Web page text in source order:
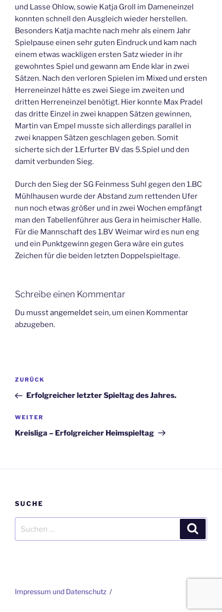
und Lasse Ohlow, sowie Katja Groll im Dameneinzel
konnten schnell den Ausgleich wieder herstellen.
Besonders Katja machte nach mehr als einem Jahr
Spielpause einen sehr guten Eindruck und kam nach
einem etwas wackligen ersten Satz wieder in ihr
gewohntes Spiel und gewann am Ende klar in zwei
Sätzen. Nach den verloren Spielen im Mixed und ersten
Herreneinzel hätte es zwei Siege im zweiten und
dritten Herreneinzel benötigt. Hier konnte Max Pradel
das dritte Einzel in zwei knappen Sätzen gewinnen,
Martin van Empel musste sich allerdings parallel in
zwei knappen Sätzen geschlagen geben. Somit
sicherte sich der 1.Erfurter BV das 5.Spiel und den
damit verbunden Sieg.
Durch den Sieg der SG Feinmess Suhl gegen den 1.BC
Mühlhausen wurde der Abstand zum rettenden Ufer
nun noch etwas größer und in zwei Wochen empfängt
man den Tabellenführer aus Gera in heimischer Halle.
Für die Mannschaft des 1.BV Weimar wird es nun eng
und ein Punktgewinn gegen Gera wäre ein gutes
Zeichen für die beiden letzten Doppelspieltage.
Schreibe einen Kommentar
Du musstangemeldetsein, um einen Kommentar
abzugeben.
Beitragsnavigation
Vorheriger
Beitrag
ZURÜCK
Erfolgreicher letzter Spieltag des Jahres.
Nächster
Beitrag
WEITER
Kreisliga – Erfolgreicher Heimspieltag
SUCHE
nach:
Impressum und Datenschutz